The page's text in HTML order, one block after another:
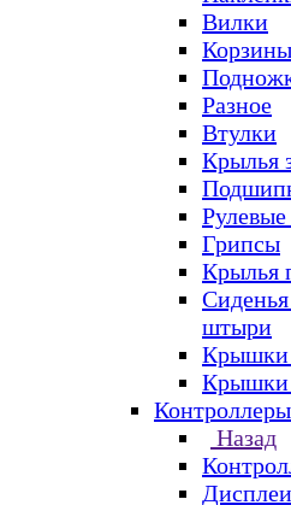
Вилки
Разное
Втулки
Крылья
Грипсы
Крылья
штыри
Крышки
Крышки
Назад